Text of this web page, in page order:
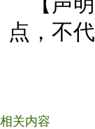
点，不
相关内容